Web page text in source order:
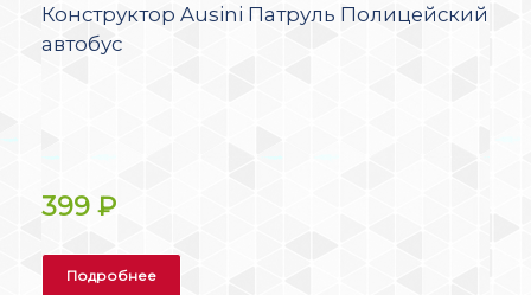
Конструктор Ausini Патруль Полицейский
автобус
399 ₽
Подробнее